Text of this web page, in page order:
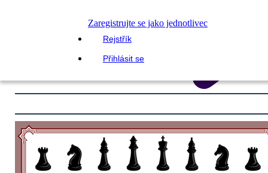
Zaregistrujte se jako jednotlivec
Rejstřík
Přihlásit se